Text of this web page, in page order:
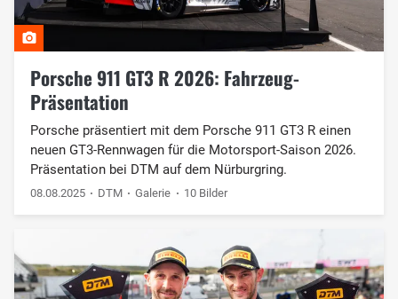
Porsche 911 GT3 R 2026: Fahrzeug-
Präsentation
Porsche präsentiert mit dem Porsche 911 GT3 R einen
neuen GT3-Rennwagen für die Motorsport-Saison 2026.
Präsentation bei DTM auf dem Nürburgring.
08.08.2025 DTM Galerie 10 Bilder